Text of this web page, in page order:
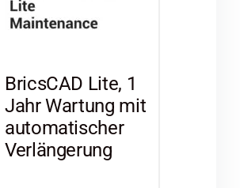
BricsCAD Lite, 1
Jahr Wartung mit
automatischer
Verlängerung